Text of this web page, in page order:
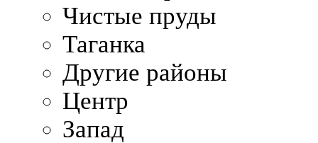
Чистые пруды
Таганка
Другие районы
Центр
Запад